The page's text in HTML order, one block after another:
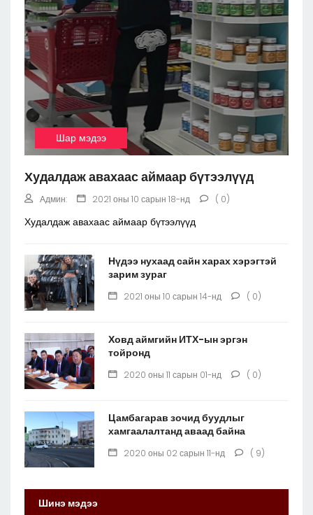
Шар мэдээ
Худалдаж авахаас аймаар бүтээлүүд
Админ: 2021 оны 10 сарын 18-нд ( 0)
Худалдаж авахаас аймаар бүтээлүүд
Нүдээ нухаад сайн харах хэрэгтэй
зарим зураг
2021 оны 10 сарын 14-нд ( 0)
Ховд аймгийн ИТХ-ын эргэн
тойронд
2020 оны 11 сарын 01-нд ( 0)
Цамбагарав зочид буудлыг
хамгаалалтанд аваад байна
2020 оны 02 сарын 11-нд ( 9)
Шинэ мэдээ